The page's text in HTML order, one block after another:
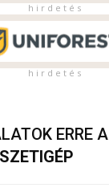
h i r d e t é s
h i r d e t é s
ERRE A